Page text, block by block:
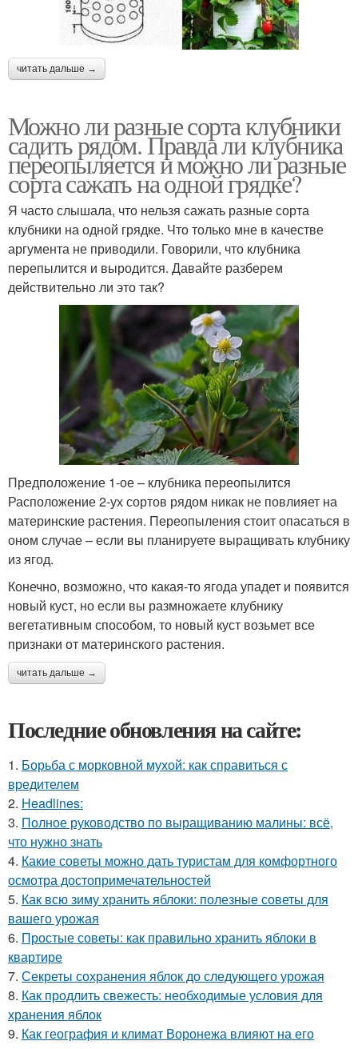
читать дальше →
Можно ли разные сорта клубники
садить рядом. Правда ли клубника
переопыляется и можно ли разные
сорта сажать на одной грядке?
Я часто слышала, что нельзя сажать разные сорта
клубники на одной грядке. Что только мне в качестве
аргумента не приводили. Говорили, что клубника
перепылится и выродится. Давайте разберем
действительно ли это так?
Предположение 1-ое – клубника переопылится
Расположение 2-ух сортов рядом никак не повлияет на
материнские растения. Переопыления стоит опасаться в
оном случае – если вы планируете выращивать клубнику
из ягод.
Конечно, возможно, что какая-то ягода упадет и появится
новый куст, но если вы размножаете клубнику
вегетативным способом, то новый куст возьмет все
признаки от материнского растения.
читать дальше →
Последние обновления на сайте:
1. Борьба с морковной мухой: как справиться с
вредителем
2. Headlines:
3. Полное руководство по выращиванию малины: всё,
что нужно знать
4. Какие советы можно дать туристам для комфортного
осмотра достопримечательностей
5. Как всю зиму хранить яблоки: полезные советы для
вашего урожая
6. Простые советы: как правильно хранить яблоки в
квартире
7. Секреты сохранения яблок до следующего урожая
8. Как продлить свежесть: необходимые условия для
хранения яблок
9. Как география и климат Воронежа влияют на его